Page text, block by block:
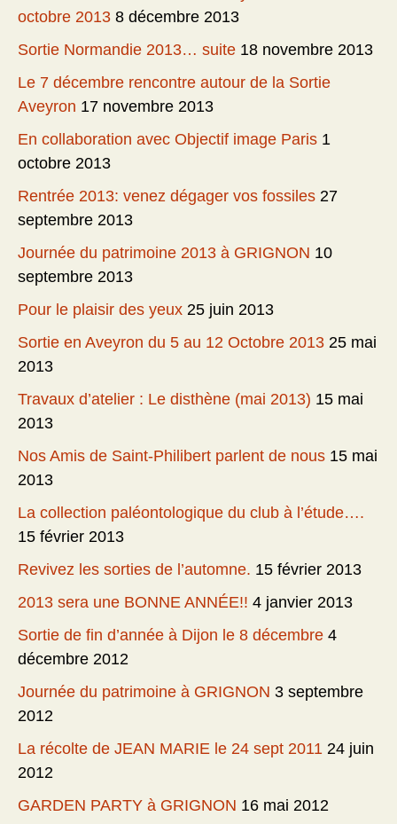
octobre 2013 8 décembre 2013
Sortie Normandie 2013… suite 18 novembre 2013
Le 7 décembre rencontre autour de la Sortie
Aveyron 17 novembre 2013
En collaboration avec Objectif image Paris 1
octobre 2013
Rentrée 2013: venez dégager vos fossiles 27
septembre 2013
Journée du patrimoine 2013 à GRIGNON 10
septembre 2013
Pour le plaisir des yeux 25 juin 2013
Sortie en Aveyron du 5 au 12 Octobre 2013 25 mai
2013
Travaux d’atelier : Le disthène (mai 2013) 15 mai
2013
Nos Amis de Saint-Philibert parlent de nous 15 mai
2013
La collection paléontologique du club à l’étude….
15 février 2013
Revivez les sorties de l’automne. 15 février 2013
2013 sera une BONNE ANNÉE!! 4 janvier 2013
Sortie de fin d’année à Dijon le 8 décembre 4
décembre 2012
Journée du patrimoine à GRIGNON 3 septembre
2012
La récolte de JEAN MARIE le 24 sept 2011 24 juin
2012
GARDEN PARTY à GRIGNON 16 mai 2012